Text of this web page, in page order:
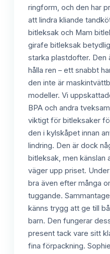
ringform, och den har
att lindra kliande
bitleksak och Mam
girafe bitleksak
starka plastdofter. Den
hålla ren – ett snabbt
den inte är
modeller. Vi
BPA och andra
viktigt för bitleksaker
den i kylskåpet innan
lindring. Den är dock
bitleksak, men känslan
väger upp priset.
bra även efter många
tuggande.
känns trygg att ge till
barn. Den fungerar
present tack vare sitt
fina förpackning.